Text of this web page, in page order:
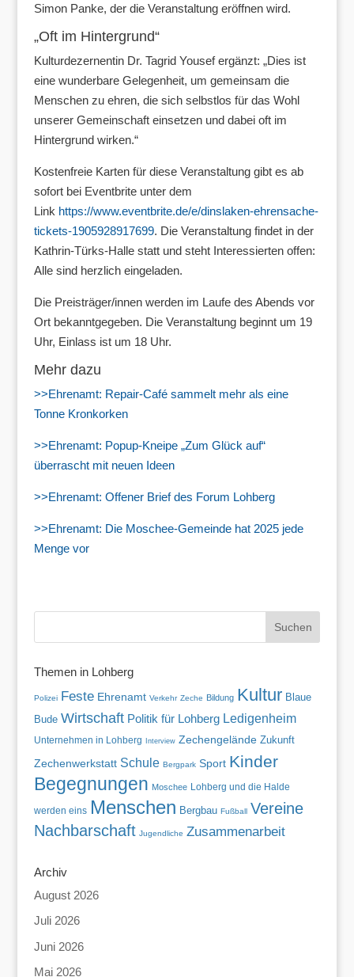
Simon Panke, der die Veranstaltung eröffnen wird.
„Oft im Hintergrund“
Kulturdezernentin Dr. Tagrid Yousef ergänzt: „Dies ist
eine wunderbare Gelegenheit, um gemeinsam die
Menschen zu ehren, die sich selbstlos für das Wohl
unserer Gemeinschaft einsetzen und dabei oft im
Hintergrund wirken.“
Kostenfreie Karten für diese Veranstaltung gibt es ab
sofort bei Eventbrite unter dem
Link https://www.eventbrite.de/e/dinslaken-ehrensache-
tickets-1905928917699. Die Veranstaltung findet in der
Kathrin-Türks-Halle statt und steht Interessierten offen:
Alle sind herzlich eingeladen.
Die Preisträger/innen werden im Laufe des Abends vor
Ort bekanntgegeben. Die Veranstaltung beginnt um 19
Uhr, Einlass ist um 18 Uhr.
Mehr dazu
>>Ehrenamt: Repair-Café sammelt mehr als eine
Tonne Kronkorken
>>Ehrenamt: Popup-Kneipe „Zum Glück auf“
überrascht mit neuen Ideen
>>Ehrenamt: Offener Brief des Forum Lohberg
>>Ehrenamt: Die Moschee-Gemeinde hat 2025 jede
Menge vor
Themen in Lohberg
Polizei Feste Ehrenamt Verkehr Zeche Bildung Kultur Blaue
Bude Wirtschaft Politik für Lohberg Ledigenheim
Unternehmen in Lohberg Interview Zechengelände Zukunft
Zechenwerkstatt Schule Bergpark Sport Kinder
Begegnungen Moschee Lohberg und die Halde
werden eins Menschen Bergbau Fußball Vereine
Nachbarschaft Jugendliche Zusammenarbeit
Archiv
August 2026
Juli 2026
Juni 2026
Mai 2026